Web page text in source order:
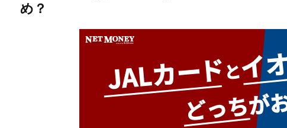
め？